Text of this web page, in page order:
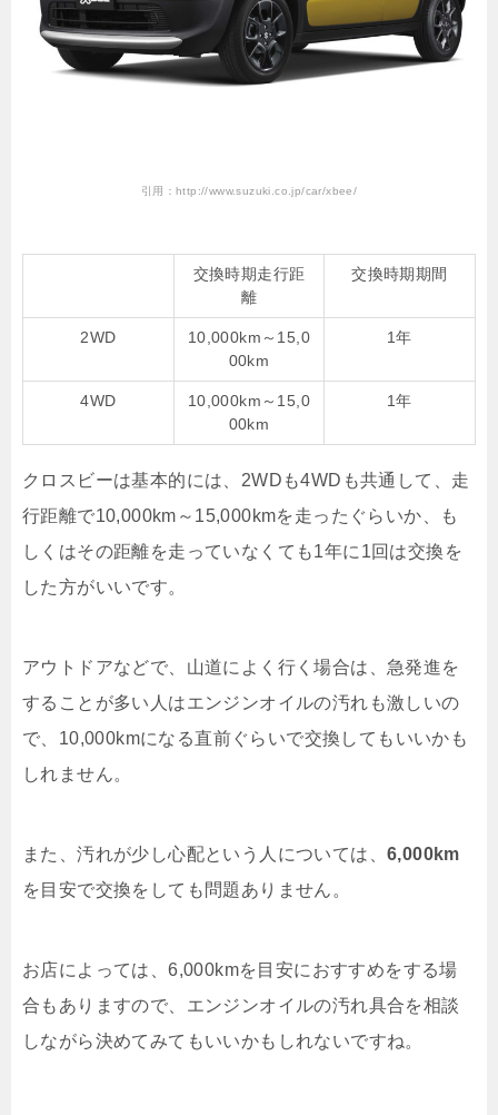
引用：http://www.suzuki.co.jp/car/xbee/
交換時期走行距
離
交換時期期間
2WD
10,000km～15,0
00km
1年
4WD
10,000km～15,0
00km
1年
クロスビーは基本的には、2WDも4WDも共通して、走
行距離で10,000km～15,000kmを走ったぐらいか、も
しくはその距離を走っていなくても1年に1回は交換を
した方がいいです。
アウトドアなどで、山道によく行く場合は、急発進を
することが多い人はエンジンオイルの汚れも激しいの
で、10,000kmになる直前ぐらいで交換してもいいかも
しれません。
また、汚れが少し心配という人については、 6,000km
を目安で交換をしても問題ありません。
お店によっては、6,000kmを目安におすすめをする場
合もありますので、エンジンオイルの汚れ具合を相談
しながら決めてみてもいいかもしれないですね。